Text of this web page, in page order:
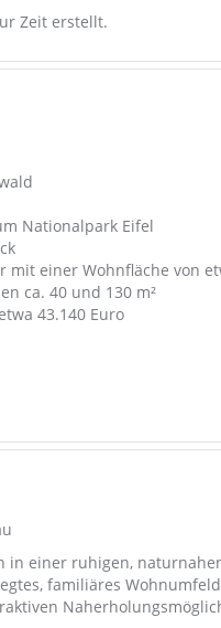
Zeit erstellt.
Nationalpark Eifel
einer Wohnfläche von
ca. 40 und 130 m²
43.140 Euro
in einer ruhigen,
familiäres